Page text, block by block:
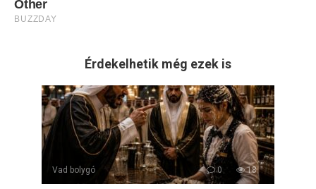
Érdekelhetik még ezek is
Vad bolygó 0 18